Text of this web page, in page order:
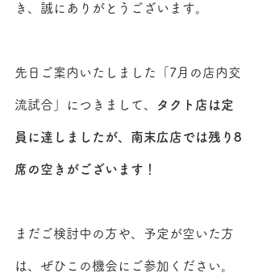
き、誠にありがとうございます。
先日ご案内いたしました「7月の店内交
流試合」につきまして、 タクト店は定
員に達しましたが、南末広店では残り8
席の空きがございます！
まだご検討中の方や、予定が空いた方
は、ぜひこの機会にご参加ください。